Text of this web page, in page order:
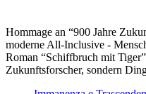
Hommage an “900 Jahre
moderne All-Inclusive -
Roman “Schiffbruch mit
Zukunftsforscher, sondern